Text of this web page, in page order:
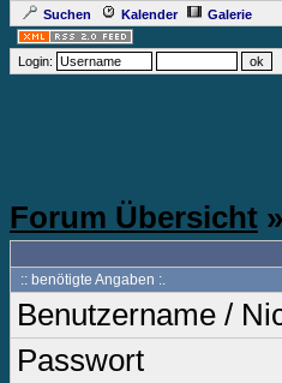
Suchen Kalender
Galerie
Login:
Forum Übersicht
:: benötigte Angaben :.
Benutzername /
Passwort